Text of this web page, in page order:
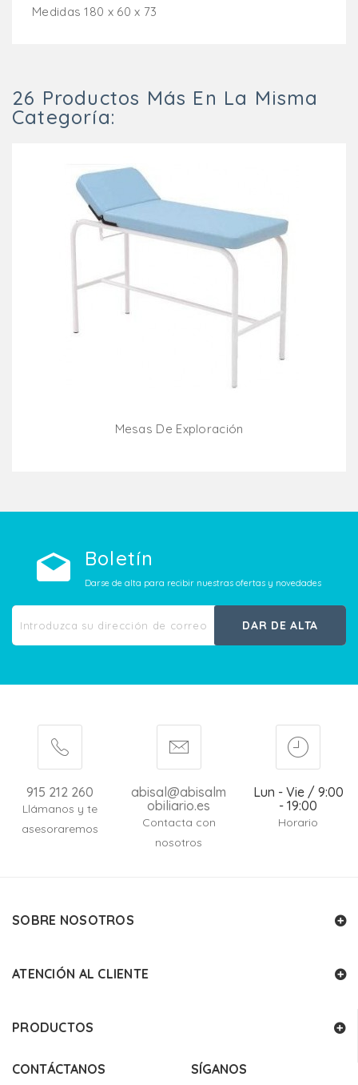
Medidas 180 x 60 x 73
26 Productos Más En La Misma
Categoría:
Mesas De Exploración
Boletín
Darse de alta para recibir nuestras ofertas y novedades
DAR DE ALTA
915 212 260
Llámanos y te
asesoraremos
abisal@abisalm
obiliario.es
Contacta con
nosotros
Lun - Vie / 9:00
- 19:00
Horario
SOBRE NOSOTROS
ATENCIÓN AL CLIENTE
PRODUCTOS
CONTÁCTANOS SÍGANOS